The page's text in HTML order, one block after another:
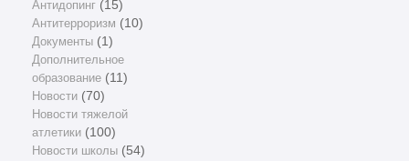
Антидопинг(15)
Антитерроризм (10)
Документы(1)
Дополнительное
образование(11)
Новости(70)
Новости тяжелой
атлетики(100)
Новости школы(54)